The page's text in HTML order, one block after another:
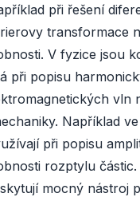
při řešení
transformace
V fyzice jsou
při popisu
vln
Například
při popisu
rozptylu
mocný nástroj